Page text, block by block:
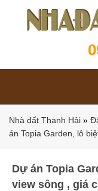
Nhà đất Thanh Hải »
án Topia Garden, lô
Dự án Topia
view sông , giá